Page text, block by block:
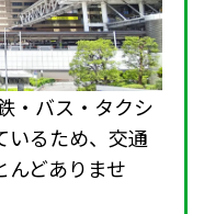
・バス・タクシ
いるため、交通
んどありませ